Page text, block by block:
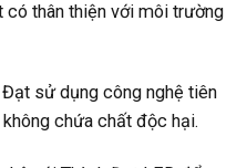
có thân thiện với môi trường
Đạt sử dụng công nghệ tiên
chứa chất độc hại.